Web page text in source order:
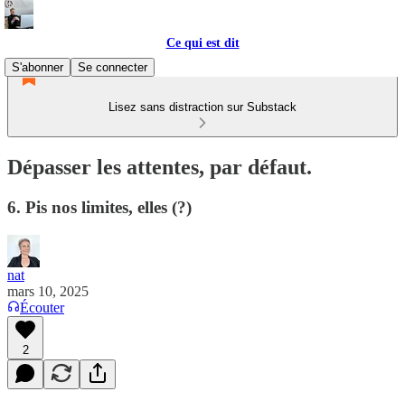
Ce qui est dit
S'abonner
Se connecter
Lisez sans distraction sur Substack
Dépasser les attentes, par défaut.
6. Pis nos limites, elles (?)
nat
mars 10, 2025
Écouter
2